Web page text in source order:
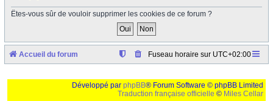
Êtes-vous sûr de vouloir supprimer les cookies de ce forum ?
Accueil du forum Fuseau horaire sur UTC+02:00
Développé par phpBB® Forum Software © phpBB Limited
Traduction française officielle © Miles Cellar